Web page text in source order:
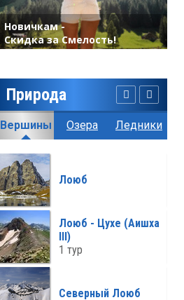
Новичкам -
Скидка за Смелость!
Природа
Вершины Озера Ледники
Лоюб
Лоюб - Цухе (Аишха
III)
1 тур
Северный Лоюб